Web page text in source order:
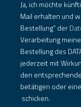
Ja, ich möchte
Mail erhalten und
Bestellung“ der
Verarbeitung
Bestellung des
jederzeit mit
den
betätigen oder
schicken.